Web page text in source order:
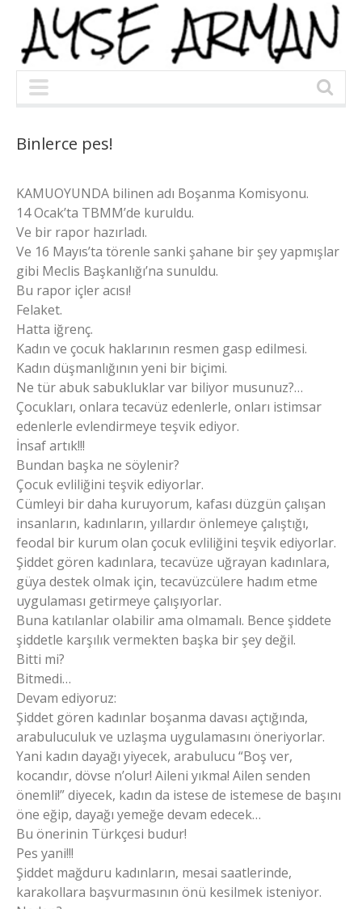
Binlerce pes!
KAMUOYUNDA bilinen adı Boşanma Komisyonu.
14 Ocak’ta TBMM’de kuruldu.
Ve bir rapor hazırladı.
Ve 16 Mayıs’ta törenle sanki şahane bir şey yapmışlar
gibi Meclis Başkanlığı’na sunuldu.
Bu rapor içler acısı!
Felaket.
Hatta iğrenç.
Kadın ve çocuk haklarının resmen gasp edilmesi.
Kadın düşmanlığının yeni bir biçimi.
Ne tür abuk sabukluklar var biliyor musunuz?…
Çocukları, onlara tecavüz edenlerle, onları istimsar
edenlerle evlendirmeye teşvik ediyor.
İnsaf artık!!!
Bundan başka ne söylenir?
Çocuk evliliğini teşvik ediyorlar.
Cümleyi bir daha kuruyorum, kafası düzgün çalışan
insanların, kadınların, yıllardır önlemeye çalıştığı,
feodal bir kurum olan çocuk evliliğini teşvik ediyorlar.
Şiddet gören kadınlara, tecavüze uğrayan kadınlara,
güya destek olmak için, tecavüzcülere hadım etme
uygulaması getirmeye çalışıyorlar.
Buna katılanlar olabilir ama olmamalı. Bence şiddete
şiddetle karşılık vermekten başka bir şey değil.
Bitti mi?
Bitmedi…
Devam ediyoruz:
Şiddet gören kadınlar boşanma davası açtığında,
arabuluculuk ve uzlaşma uygulamasını öneriyorlar.
Yani kadın dayağı yiyecek, arabulucu “Boş ver,
kocandır, dövse n’olur! Aileni yıkma! Ailen senden
önemli!” diyecek, kadın da istese de istemese de başını
öne eğip, dayağı yemeğe devam edecek…
Bu önerinin Türkçesi budur!
Pes yani!!!
Şiddet mağduru kadınların, mesai saatlerinde,
karakollara başvurmasının önü kesilmek isteniyor.